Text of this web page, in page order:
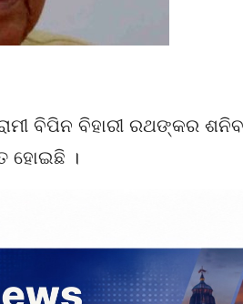
ବିପିନ ବିହାରୀ ରଥଙ୍କର
ହୋଇଛି ।